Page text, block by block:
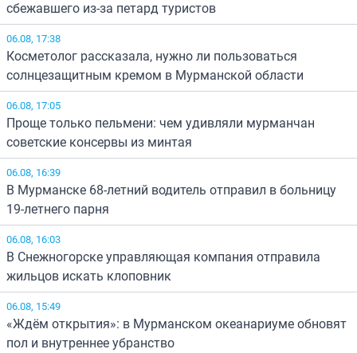
сбежавшего из-за петард туристов
06.08, 17:38
Косметолог рассказала, нужно ли пользоваться
солнцезащитным кремом в Мурманской области
06.08, 17:05
Проще только пельмени: чем удивляли мурманчан
советские консервы из минтая
06.08, 16:39
В Мурманске 68-летний водитель отправил в больницу
19-летнего парня
06.08, 16:03
В Снежногорске управляющая компания отправила
жильцов искать клоповник
06.08, 15:49
«Ждём открытия»: в Мурманском океанариуме обновят
пол и внутреннее убранство